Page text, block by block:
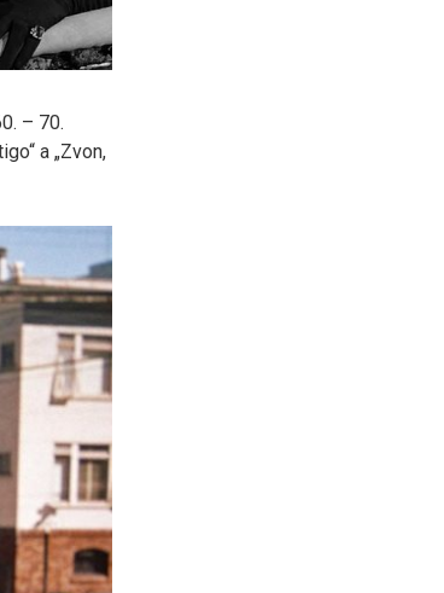
– 70.
a „Zvon,